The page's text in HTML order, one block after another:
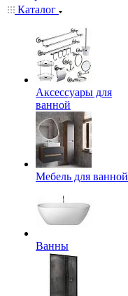
Каталог
Аксессуары для
ванной
Мебель для ванной
Ванны